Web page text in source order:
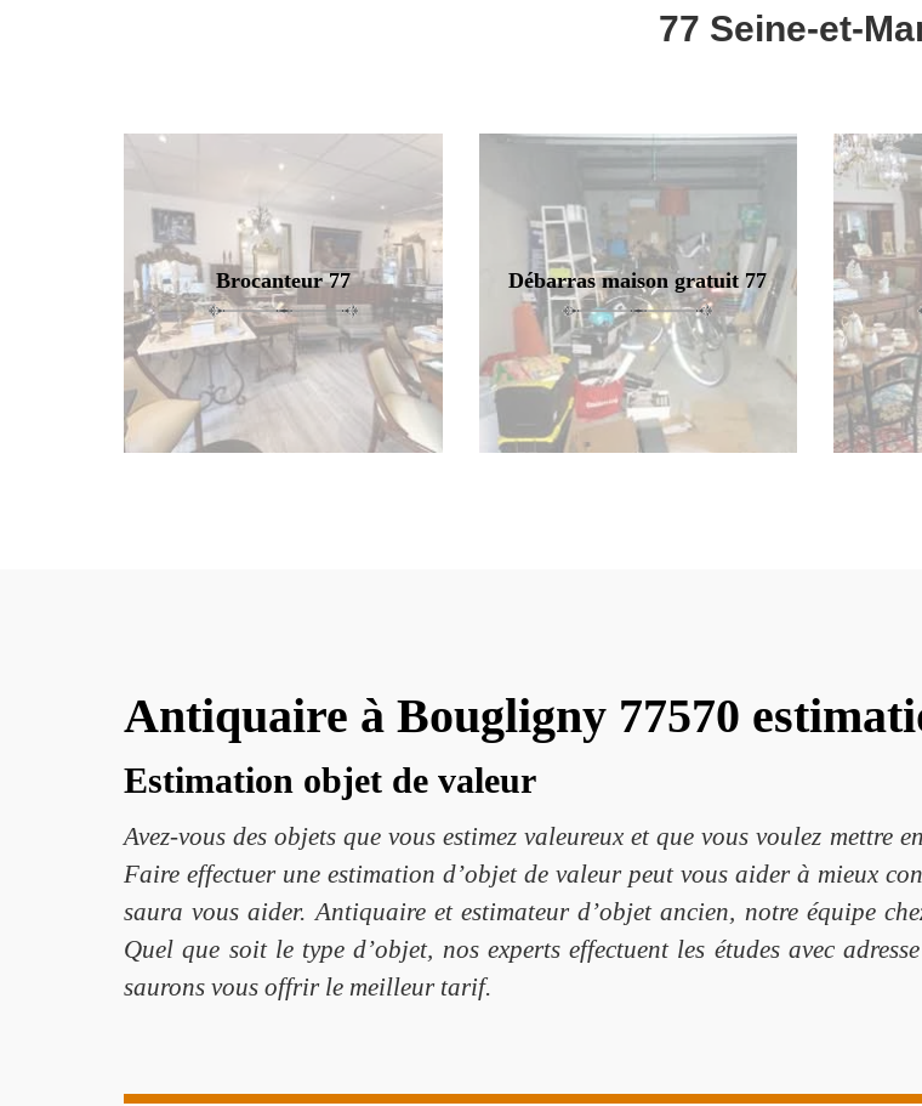
77 Seine-et-
Brocanteur 77 Débarras maison gratuit 77
Antiquaire à Bougligny 77570
Estimation objet de valeur
Avez-vous des objets que vous estimez valeureux et que vous voulez
Faire effectuer une estimation d’objet de valeur peut vous aider à mieux
saura vous aider. Antiquaire et estimateur d’objet ancien, notre équipe
Quel que soit le type d’objet, nos experts effectuent les études avec
saurons vous offrir le meilleur tarif.